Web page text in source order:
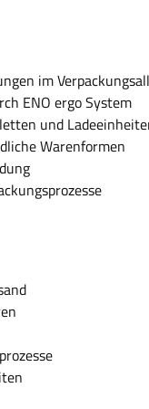
im
ENO ergo System
und
Warenformen